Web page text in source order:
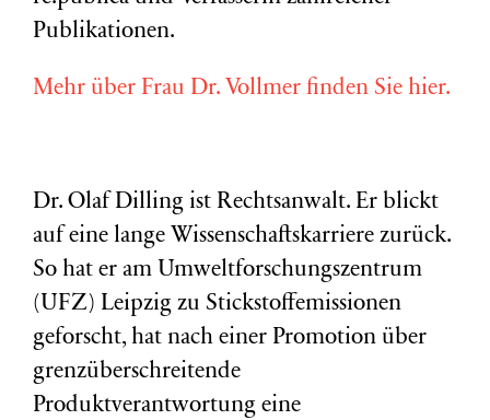
Publikationen.
Mehr über Frau Dr. Vollmer finden Sie hier.
Dr. Olaf Dilling ist Rechtsanwalt. Er blickt
auf eine lange Wissenschaftskarriere zurück.
So hat er am Umweltforschungszentrum
(UFZ) Leipzig zu Stickstoffemissionen
geforscht, hat nach einer Promotion über
grenzüberschreitende
Produktverantwortung eine